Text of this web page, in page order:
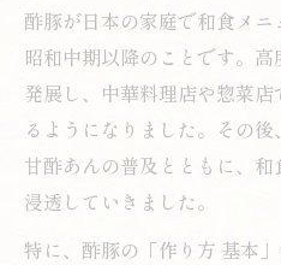
酢豚が日本の家庭で和食メニ
昭和中期以降のことです。
発展し、中華料理店や惣菜
るようになりました。その
甘酢あんの普及とともに、
浸透していきました。
特に、酢豚の「作り方 基本